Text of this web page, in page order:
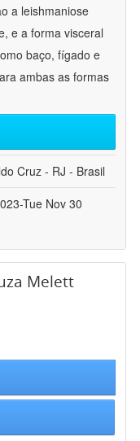
a leishmaniose
e a forma visceral
baço, fígado e
ambas as formas
Cruz - RJ - Brasil
Tue Nov 30
Melett